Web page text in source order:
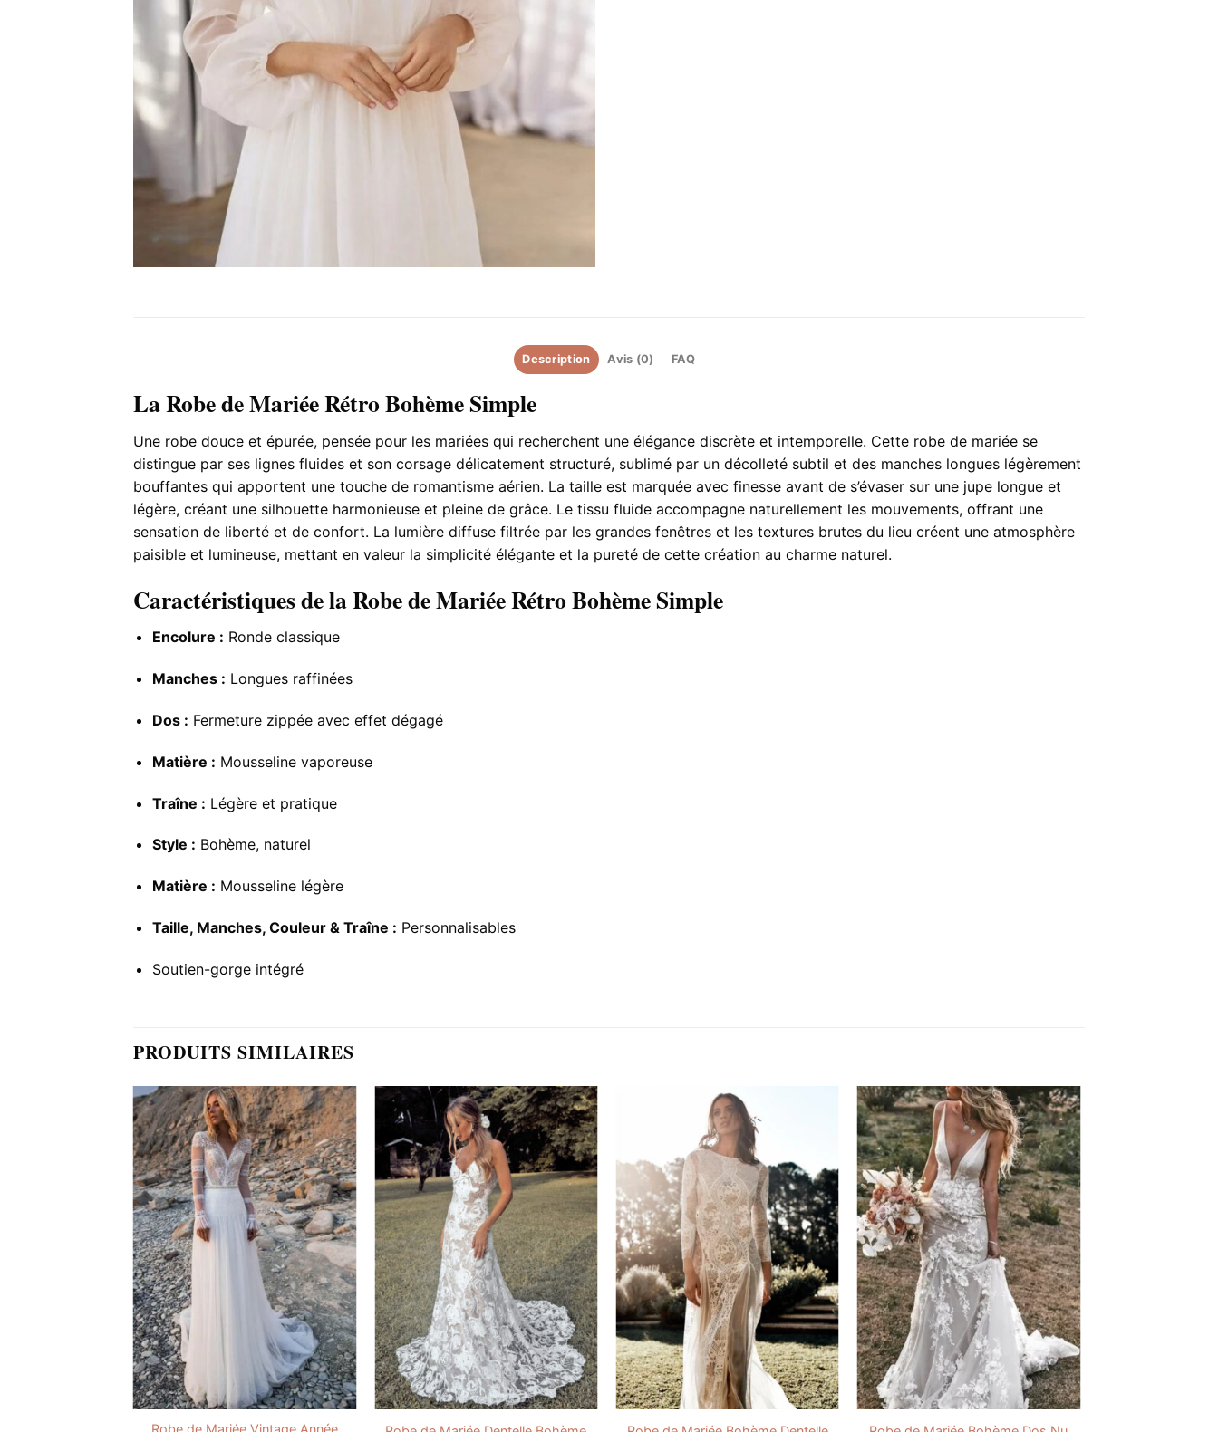
Description Avis (0) FAQ
La Robe de Mariée Rétro Bohème Simple
Une robe douce et épurée, pensée pour les mariées qui recherchent une élégance discrète et intemporelle. Cette robe de mariée se
distingue par ses lignes fluides et son corsage délicatement structuré, sublimé par un décolleté subtil et des manches longues légèrement
bouffantes qui apportent une touche de romantisme aérien. La taille est marquée avec finesse avant de s’évaser sur une jupe longue et
légère, créant une silhouette harmonieuse et pleine de grâce. Le tissu fluide accompagne naturellement les mouvements, offrant une
sensation de liberté et de confort. La lumière diffuse filtrée par les grandes fenêtres et les textures brutes du lieu créent une atmosphère
paisible et lumineuse, mettant en valeur la simplicité élégante et la pureté de cette création au charme naturel.
Caractéristiques de la Robe de Mariée Rétro Bohème Simple
Encolure : Ronde classique
Manches : Longues raffinées
Dos : Fermeture zippée avec effet dégagé
Matière : Mousseline vaporeuse
Traîne : Légère et pratique
Style : Bohème, naturel
Matière : Mousseline légère
Taille, Manches, Couleur & Traîne : Personnalisables
Soutien-gorge intégré
PRODUITS SIMILAIRES